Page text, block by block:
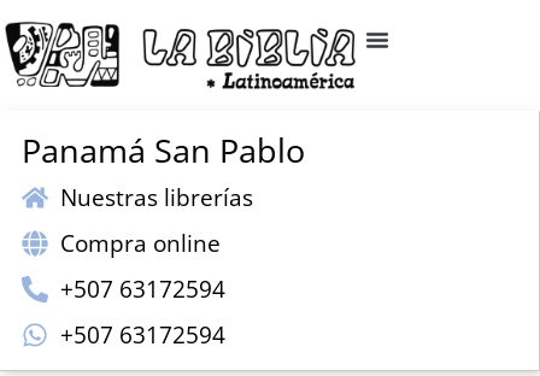
Panamá San Pablo
Nuestras librerías
Compra online
+507 63172594
+507 63172594